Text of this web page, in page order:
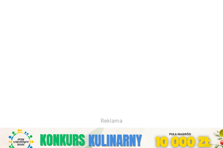
Reklama